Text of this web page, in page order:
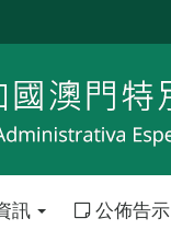
訊 公佈告示